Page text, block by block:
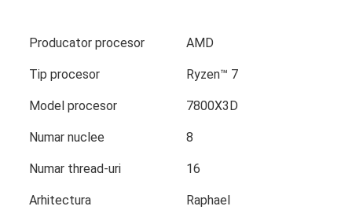
Producator procesor AMD
Tip procesor Ryzen™ 7
Model procesor 7800X3D
Numar nuclee 8
Numar thread-uri 16
Arhitectura Raphael